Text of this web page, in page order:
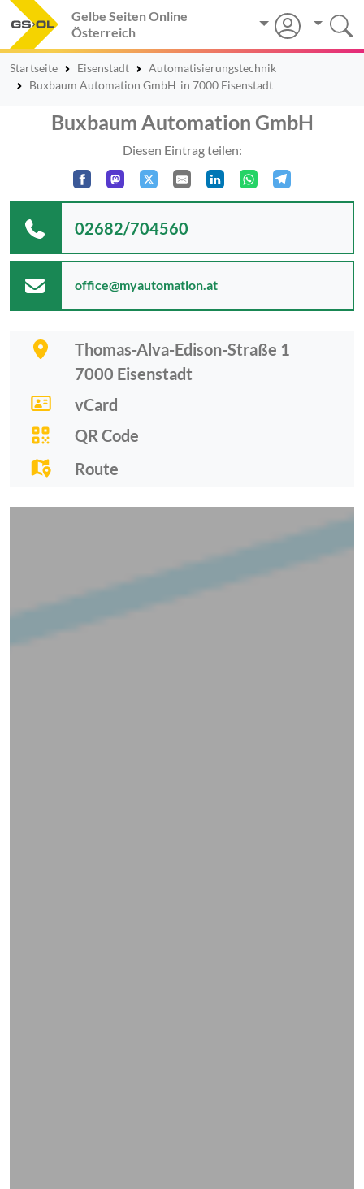
Gelbe Seiten Online
Österreich
Startseite Eisenstadt
Automatisierungstechnik
Buxbaum Automation GmbH in 7000 Eisenstadt
Buxbaum Automation GmbH
Diesen Eintrag teilen:
Thomas-Alva-Edison-Straße 1
7000 Eisenstadt
vCard
QR Code
Route
02682/704560
office@myautomation.at